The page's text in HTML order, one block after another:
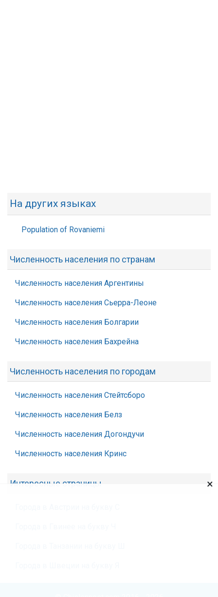
На других языках
Population of Rovaniemi
Численность населения по странам
Численность населения Аргентины
Численность населения Сьерра-Леоне
Численность населения Болгарии
Численность населения Бахрейна
Численность населения по городам
Численность населения Стейтсборо
Численность населения Белз
Численность населения Догондучи
Численность населения Кринс
Интересные страницы ×